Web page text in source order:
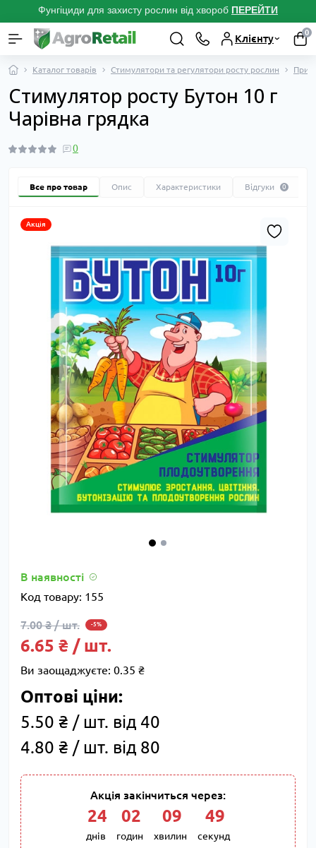
Фунгіциди для захисту рослин від хвороб ПЕРЕЙТИ
Клієнту
0
Каталог товарів Стимулятори та регулятори росту рослин
Стимулятор росту Бутон 10 г
Чарівна грядка
0
Все про товар Опис Характеристики Відгуки 0
Акція
В наявності
Код товару: 155
7.00 ₴ / шт. -5%
6.65 ₴ / шт.
Ви заощаджуєте: 0.35 ₴
Оптові ціни:
5.50 ₴ / шт. від 40
4.80 ₴ / шт. від 80
Акція закінчиться через:
24
днів
02
годин
09
хвилин
48
секунд